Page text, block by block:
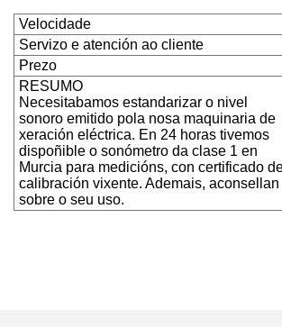
Velocidade
Servizo e atención ao cliente
Prezo
RESUMO
Necesitabamos estandarizar o nivel
sonoro emitido pola nosa maquinaria de
xeración eléctrica. En 24 horas tivemos
dispoñible o sonómetro da clase 1 en
Murcia para medicións, con certificado
calibración vixente. Ademais, aconsellan
sobre o seu uso.